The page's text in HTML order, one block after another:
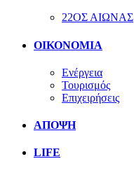
22ΟΣ ΑΙΩΝΑΣ
ΟΙΚΟΝΟΜΙΑ
Ενέργεια
Τουρισμός
Επιχειρήσεις
ΑΠΟΨΗ
LIFE